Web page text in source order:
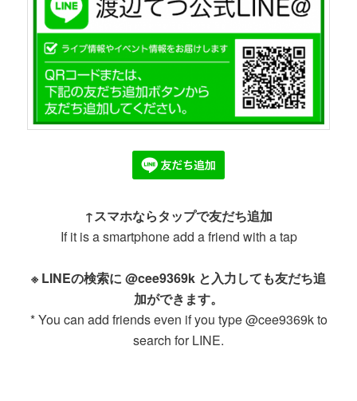
↑スマホならタップで友だち追加
If it is a smartphone add a friend with a tap
※ LINEの検索に @cee9369k と入力しても友だち追
加ができます。
* You can add friends even if you type @cee9369k to
search for LINE.